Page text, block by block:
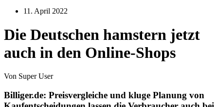
11. April 2022
Die Deutschen hamstern jetzt
auch in den Online-Shops
Von Super User
Billiger.de: Preisvergleiche und kluge Planung von